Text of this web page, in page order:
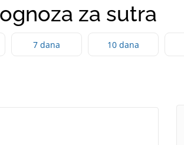
za sutra
7 dana 10 dana